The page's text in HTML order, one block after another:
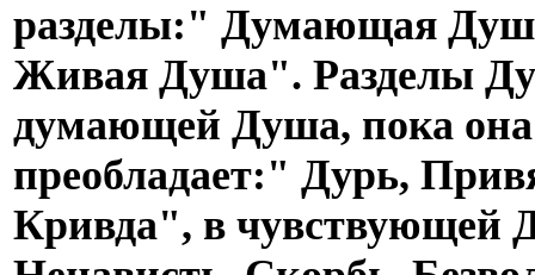
разделы:" Думающая
Живая Душа". Разделы
думающей Душа, пока она
преобладает:" Дурь,
Кривда", в чувствующей